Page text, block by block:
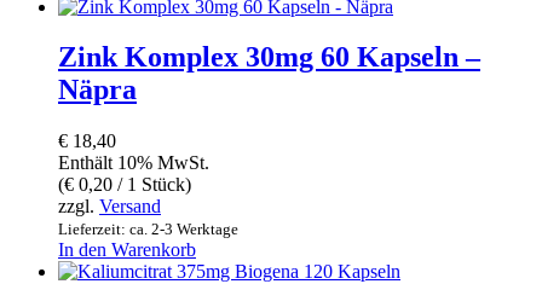
Zink Komplex 30mg 60 Kapseln –
Näpra
€ 18,40
Enthält 10% MwSt.
(€ 0,20 / 1 Stück)
zzgl. Versand
Lieferzeit: ca. 2-3 Werktage
In den Warenkorb